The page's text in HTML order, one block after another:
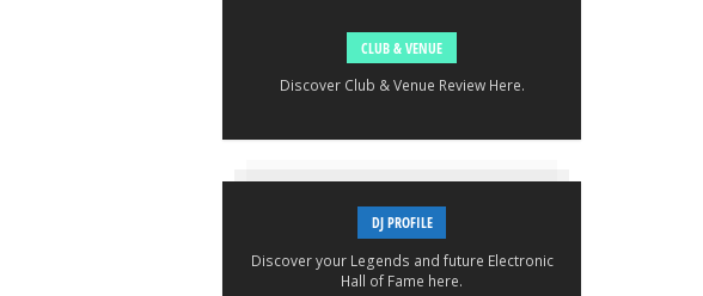
CLUB & VENUE
Discover Club & Venue Review Here.
DJ PROFILE
Discover your Legends and future Electronic
Hall of Fame here.